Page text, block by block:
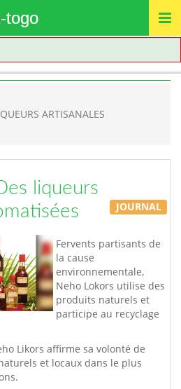
togo
ARTISANALES
liqueurs
JOURNAL
Fervents partisants de
la cause
environnementale,
Neho Lokors utilise des
produits naturels et
participe au recyclage
Likors affirme sa volonté de
et locaux dans le plus